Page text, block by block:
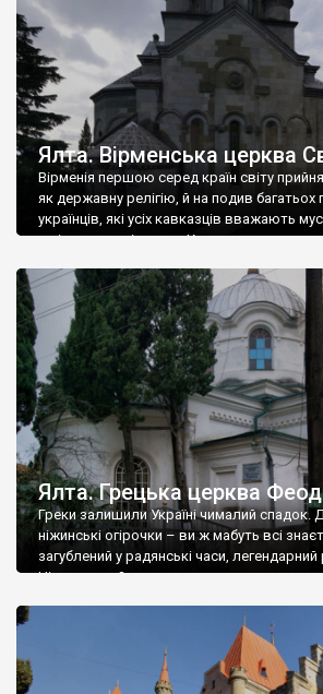
Ялта. Вірменська церква
Вірменія першою серед країн світу
як державну релігію, й на подив багатьох
українців, які усіх кавказців вважають
є відданими вірянами Христа
Ялта. Грецька церква
Греки залишили Україні чималий спадок.
ніжинські огірочки – ви ж мабуть всі
загублений у радянські часи,
Ніжин греки?